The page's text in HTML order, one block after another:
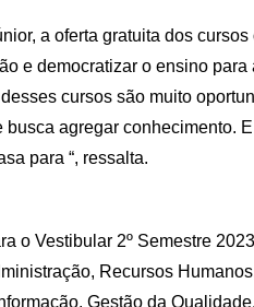
a oferta gratuita dos
e democratizar o ensino para
cursos são muito
agregar conhecimento.
para “, ressalta.
o Vestibular 2º Semestre
Recursos
Gestão da